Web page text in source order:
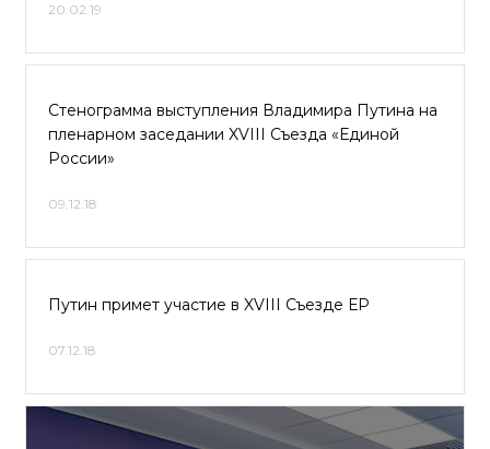
20.02.19
Стенограмма выступления Владимира Путина на
пленарном заседании XVIII Съезда «Единой
России»
09.12.18
Путин примет участие в XVIII Съезде ЕР
07.12.18